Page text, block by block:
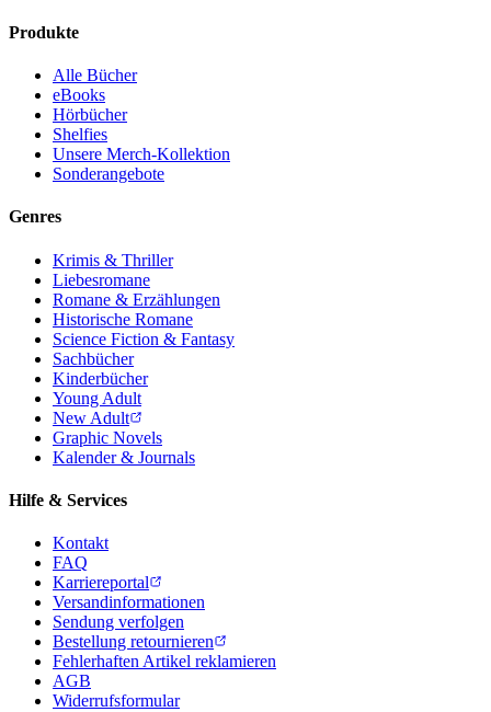
Produkte
Alle Bücher
eBooks
Hörbücher
Shelfies
Unsere Merch-Kollektion
Sonderangebote
Genres
Krimis & Thriller
Liebesromane
Romane & Erzählungen
Historische Romane
Science Fiction & Fantasy
Sachbücher
Kinderbücher
Young Adult
New Adult
Graphic Novels
Kalender & Journals
Hilfe & Services
Kontakt
FAQ
Karriereportal
Versandinformationen
Sendung verfolgen
Bestellung retournieren
Fehlerhaften Artikel reklamieren
AGB
Widerrufsformular